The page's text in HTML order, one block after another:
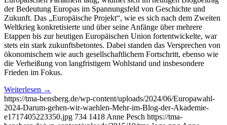
der Bedeutung Europas im Spannungsfeld von Geschichte und
Zukunft. Das „Europäische Projekt“, wie es sich nach dem Zweiten
Weltkrieg konkretisierte und über seine Anfänge über mehrere
Etappen bis zur heutigen Europäischen Union fortentwickelte, war
stets ein stark zukunftsbetontes. Dabei standen das Versprechen von
ökonomischem wie auch gesellschaftlichem Fortschritt, ebenso wie
die Verheißung von langfristigem Wohlstand und insbesondere
Frieden im Fokus.
Weiterlesen →
https://tma-bensberg.de/wp-content/uploads/2024/06/Europawahl-
2024-Darum-gehen-wir-waehlen-Mehr-im-Blog-der-Akademie-
e1717405223350.jpg 734 1418 Anne Pesch https://tma-